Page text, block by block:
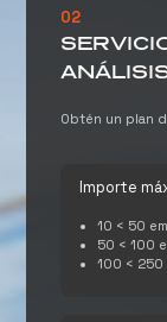
02
Obtén un plan
Importe
10 < 50
50 < 100
100 <